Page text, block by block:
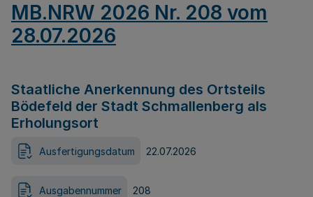
MB.NRW 2026 Nr. 208 vom
28.07.2026
Staatliche Anerkennung des Ortsteils
Bödefeld der Stadt Schmallenberg als
Erholungsort
Ausfertigungsdatum 22.07.2026
Ausgabennummer 208